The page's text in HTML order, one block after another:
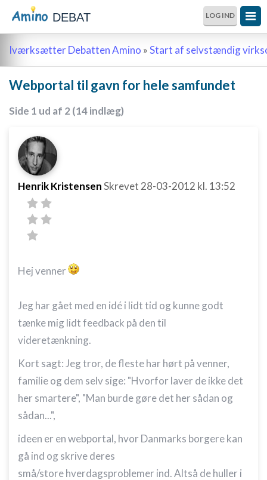
DEBAT LOG IND
Iværksætter Debatten Amino »Start af selvstændig
Webportal til gavn for hele samfundet
Side 1 ud af 2 (14 indlæg)
Henrik KristensenSkrevet 28-03-2012 kl. 13:52
Hej venner
Jeg har gået med en idé i lidt tid og kunne godt
tænke mig lidt feedback på den til
videretænkning.
Kort sagt: Jeg tror, de fleste har hørt på venner,
familie og dem selv sige: "Hvorfor laver de ikke det
her smartere", "Man burde gøre det her sådan og
sådan...",
ideen er en webportal, hvor Danmarks borgere kan
gå ind og skrive deres
små/store hverdagsproblemer ind. Altså de huller i